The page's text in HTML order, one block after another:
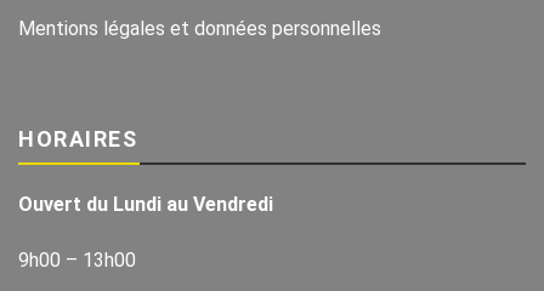
Mentions légales et données personnelles
HORAIRES
Ouvert du Lundi au Vendredi
9h00 – 13h00